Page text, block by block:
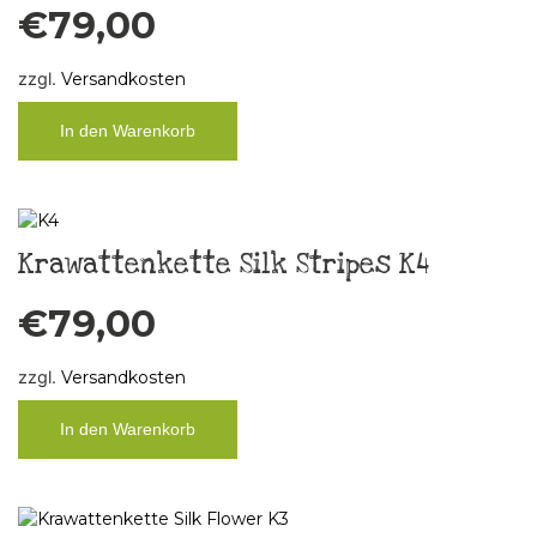
€79,00
zzgl. Versandkosten
In den Warenkorb
Krawattenkette Silk Stripes K4
€79,00
zzgl. Versandkosten
In den Warenkorb